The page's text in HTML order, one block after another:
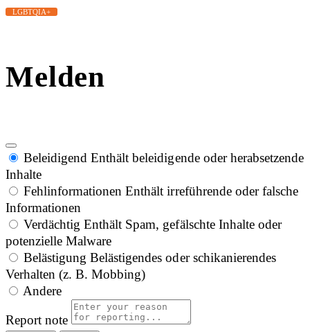
LGBTQIA+
Melden
Beleidigend Enthält beleidigende oder herabsetzende
Inhalte
Fehlinformationen Enthält irreführende oder falsche
Informationen
Verdächtig Enthält Spam, gefälschte Inhalte oder
potenzielle Malware
Belästigung Belästigendes oder schikanierendes
Verhalten (z. B. Mobbing)
Andere
Report note